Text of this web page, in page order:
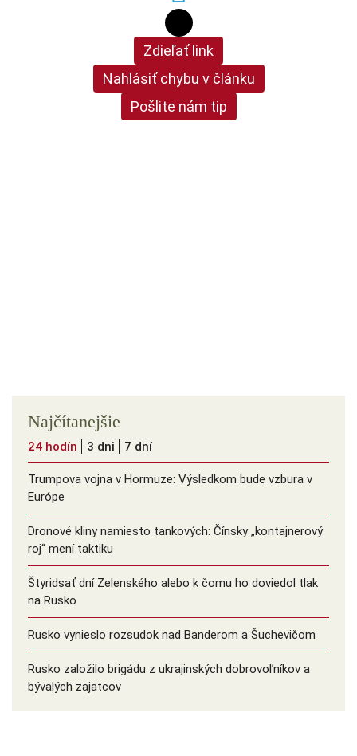
Zdieľať link
Nahlásiť chybu v článku
Pošlite nám tip
Najčítanejšie
24 hodín 3 dni 7 dní
Trumpova vojna v Hormuze: Výsledkom bude vzbura v
Európe
Dronové kliny namiesto tankových: Čínsky ️„kontajnerový
roj“ mení taktiku
Štyridsať dní Zelenského alebo k čomu ho doviedol tlak
na Rusko
Rusko vynieslo rozsudok nad Banderom a Šuchevičom
Rusko založilo brigádu z ukrajinských dobrovoľníkov a
bývalých zajatcov